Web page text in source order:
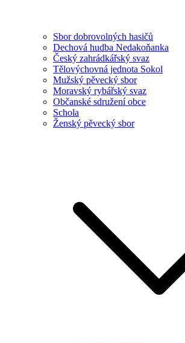
Sbor dobrovolných hasičů
Dechová hudba Nedakoňanka
Český zahrádkářský svaz
Tělovýchovná jednota Sokol
Mužský pěvecký sbor
Moravský rybářský svaz
Občanské sdružení obce
Schola
Ženský pěvecký sbor